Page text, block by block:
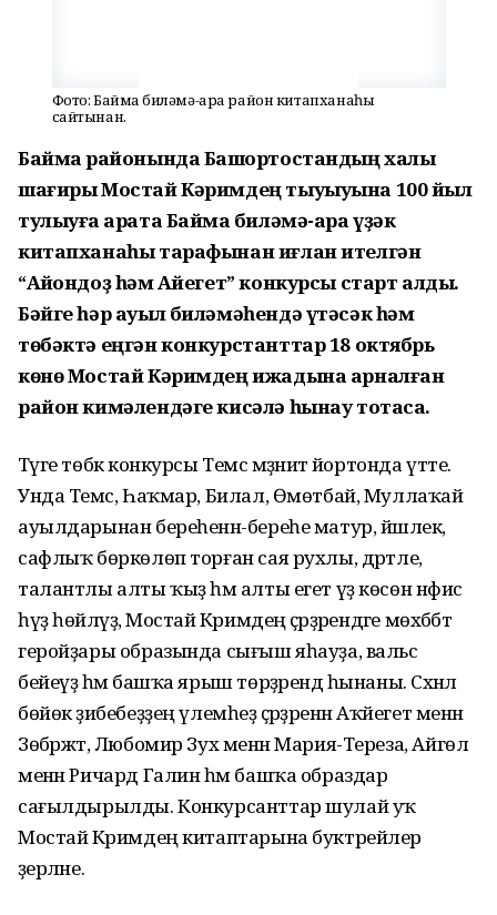
Фото: Баймаҡ биләмә-ара район китапханаһы
сайтынан.
Баймаҡ районында Башҡортостандың халыҡ
шағиры Мостай Кәримдең тыуыуына 100 йыл
тулыуға ҡарата Баймаҡ биләмә-ара үҙәк
китапханаһы тарафынан иғлан ителгән
“Аҡйондоҙ һәм Аҡйегет” конкурсы старт алды.
Бәйге һәр ауыл биләмәһендә үтәсәк һәм
төбәктә еңгән конкурстанттар 18 октябрь
көнө Мостай Кәримдең ижадына арналған
район кимәлендәге кисәлә һынау тотасаҡ.
Тәүге төбәк конкурсы Темәс мәҙәниәт йортонда үтте.
Унда Темәс, Һаҡмар, Билал, Өмөтбай, Муллаҡай
ауылдарынан береһенән-береһе матур, йәшлек,
сафлыҡ бөркөлөп торған сая рухлы, дәртле,
талантлы алты ҡыҙ һәм алты егет үҙ көсөн нәфис
һүҙ һөйләүҙә, Мостай Кәримдең әҫәрҙәрендәге мөхәббәт
геройҙары образында сығыш яһауҙа, вальс
бейеүҙә һәм башҡа ярыш төрҙәрендә һынаны. Сәхнәлә
бөйөк әҙибебеҙҙең үлемһеҙ әҫәрҙәренән Аҡйегет менән
Зөбәржәт, Любомир Зух менән Мария-Тереза, Айгөл
менән Ричард Галин һәм башҡа образдар
сағылдырылды. Конкурсанттар шулай уҡ
Мостай Кәримдең китаптарына буктрейлер
әҙерләне.